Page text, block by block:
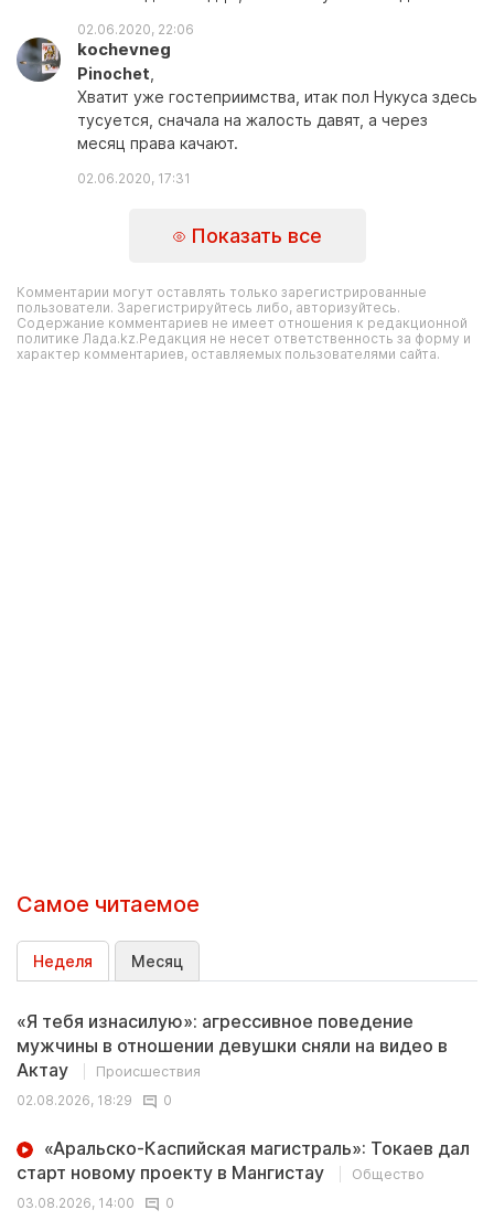
02.06.2020, 22:06
kochevneg
Pinochet
Хватит уже гостеприимства, итак пол Нукуса здесь
тусуется, сначала на жалость давят, а через
месяц права качают.
02.06.2020, 17:31
Показать все
Комментарии могут оставлять только зарегистрированные
пользователи. Зарегистрируйтесь либо, авторизуйтесь.
Содержание комментариев не имеет отношения к редакционной
политике Лада.kz.Редакция не несет ответственность за форму и
характер комментариев, оставляемых пользователями сайта.
Самое читаемое
Неделя Месяц
«Я тебя изнасилую»: агрессивное поведение
мужчины в отношении девушки сняли на видео в
Актау
Происшествия
02.08.2026, 18:29
0
«Аральско-Каспийская магистраль»: Токаев дал
старт новому проекту в Мангистау
Общество
03.08.2026, 14:00
0